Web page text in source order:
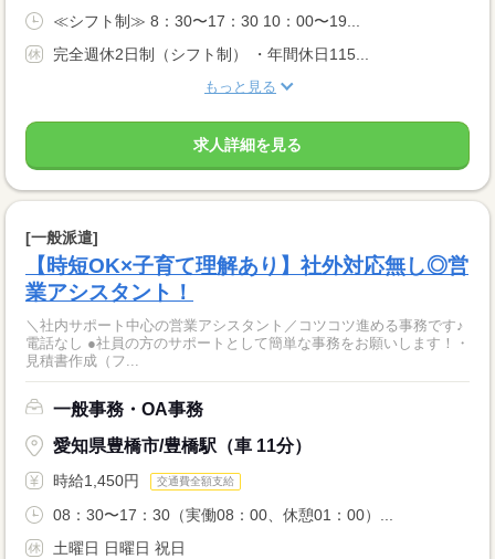
≪シフト制≫ 8：30〜17：30 10：00〜19...
完全週休2日制（シフト制） ・年間休日115...
もっと見る
求人詳細を見る
[一般派遣]
【時短OK×子育て理解あり】社外対応無し◎営
業アシスタント！
＼社内サポート中心の営業アシスタント／コツコツ進める事務です♪
電話なし ●社員の方のサポートとして簡単な事務をお願いします！・
見積書作成（フ...
一般事務・OA事務
愛知県豊橋市/豊橋駅（車 11分）
時給1,450円 交通費全額支給
08：30〜17：30（実働08：00、休憩01：00）...
土曜日 日曜日 祝日